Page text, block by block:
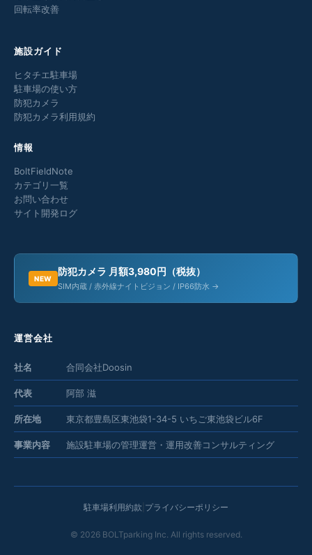
回転率改善
施設ガイド
ヒタチエ駐車場
駐車場の使い方
防犯カメラ
防犯カメラ利用規約
情報
BoltFieldNote
カテゴリ一覧
お問い合わせ
サイト開発ログ
NEW
防犯カメラ 月額3,980円（税抜）
SIM内蔵 / 赤外線ナイトビジョン / IP66防水 →
運営会社
社名 合同会社Doosin
代表 阿部 滋
所在地 東京都豊島区東池袋1-34-5 いちご東池袋ビル6F
事業内容 施設駐車場の管理運営・運用改善コンサルティング
駐車場利用約款 プライバシーポリシー
© 2026BOLTparking Inc. All rights reserved.